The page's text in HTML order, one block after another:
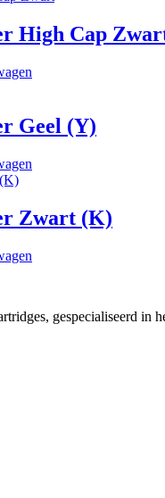
High Cap
Geel (Y)
Zwart (K)
gespecialiseerd